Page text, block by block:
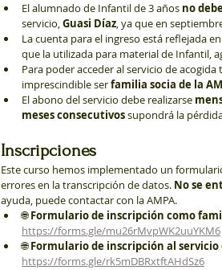
El alumnado de Infantil de 3 años no
servicio, Guasi Díaz, ya que en
La cuenta para el ingreso está reflejada
que la utilizada para material de Infantil,
Para poder acceder al servicio de
imprescindible ser familia socia de la
El abono del servicio debe realizarse
meses consecutivos supondrá la
Inscripciones
Este curso hemos implementado un
errores en la transcripción de datos. No se
ayuda, puede contactar con la AMPA.
🌐 Formulario de inscripción como
https://forms.gle/mu26rMvpWK2uuYKM6
🌐 Formulario de inscripción al
https://forms.gle/rk5mDBRxtftAHdSz6